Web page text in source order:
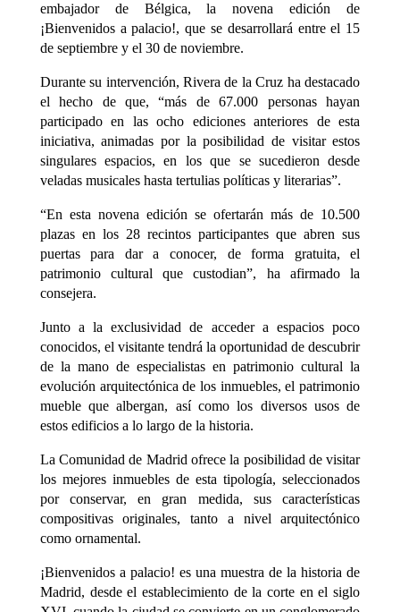
embajador de Bélgica, la novena edición de
¡Bienvenidos a palacio!, que se desarrollará entre el 15
de septiembre y el 30 de noviembre.
Durante su intervención, Rivera de la Cruz ha destacado
el hecho de que, “más de 67.000 personas hayan
participado en las ocho ediciones anteriores de esta
iniciativa, animadas por la posibilidad de visitar estos
singulares espacios, en los que se sucedieron desde
veladas musicales hasta tertulias políticas y literarias”.
“En esta novena edición se ofertarán más de 10.500
plazas en los 28 recintos participantes que abren sus
puertas para dar a conocer, de forma gratuita, el
patrimonio cultural que custodian”, ha afirmado la
consejera.
Junto a la exclusividad de acceder a espacios poco
conocidos, el visitante tendrá la oportunidad de descubrir
de la mano de especialistas en patrimonio cultural la
evolución arquitectónica de los inmuebles, el patrimonio
mueble que albergan, así como los diversos usos de
estos edificios a lo largo de la historia.
La Comunidad de Madrid ofrece la posibilidad de visitar
los mejores inmuebles de esta tipología, seleccionados
por conservar, en gran medida, sus características
compositivas originales, tanto a nivel arquitectónico
como ornamental.
¡Bienvenidos a palacio! es una muestra de la historia de
Madrid, desde el establecimiento de la corte en el siglo